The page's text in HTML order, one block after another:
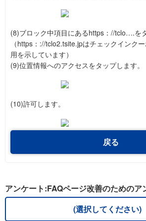
(8)ブロック中項目にあるhttps：//tclo….を
（https：://tclo2.tsite.jpはチェックインク
用を示しています）
(9)位置情報へのアクセスをタップします。
(10)許可します。
戻る
アンケート:FAQページ改善のためのア
(選択してください)